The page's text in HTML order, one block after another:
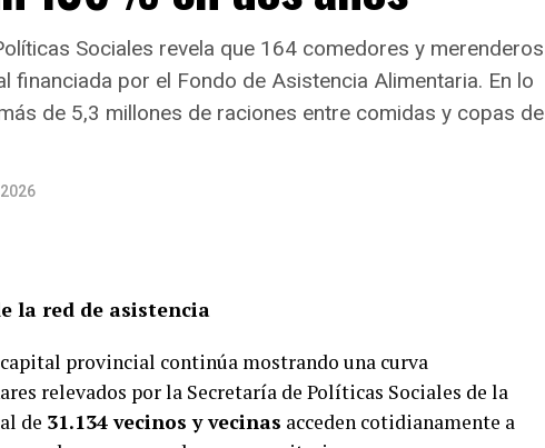
Sociales revela que 164 comedores y merenderos
financiada por el Fondo de Asistencia Alimentaria. En lo
de 5,3 millones de raciones entre comidas y copas de
la red de asistencia
provincial continúa mostrando una curva
relevados por la Secretaría de Políticas Sociales de la
de 31.134 vecinos y vecinas acceden cotidianamente a